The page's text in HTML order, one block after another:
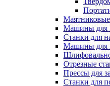
Машины для
Станки для
Машины для
Отрезные
Прессы для
Станки для